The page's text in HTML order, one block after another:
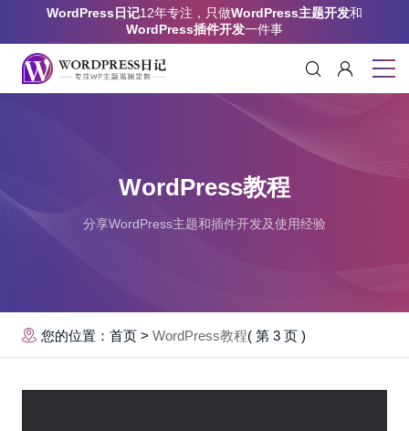
WordPress日记12年专注，只做WordPress主题开发和
WordPress插件开发一件事
WordPress教程
分享WordPress主题和插件开发及使用经验
您的位置：首页 > WordPress教程( 第 3 页 )